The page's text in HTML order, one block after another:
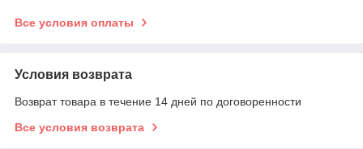
Все условия оплаты
Условия возврата
Возврат товара в течение 14 дней по договоренности
Все условия возврата